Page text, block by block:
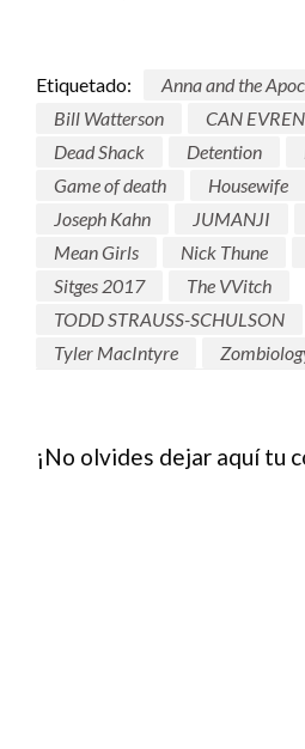
Etiquetado:
Anna and the
Bill Watterson
CAN
Dead Shack
Detention
Game of death
Housewife
Joseph Kahn
JUMANJI
Mean Girls
Nick Thune
Sitges 2017
The VVitch
TODD STRAUSS-SCHULSON
Tyler MacIntyre
¡No olvides dejar aquí tu